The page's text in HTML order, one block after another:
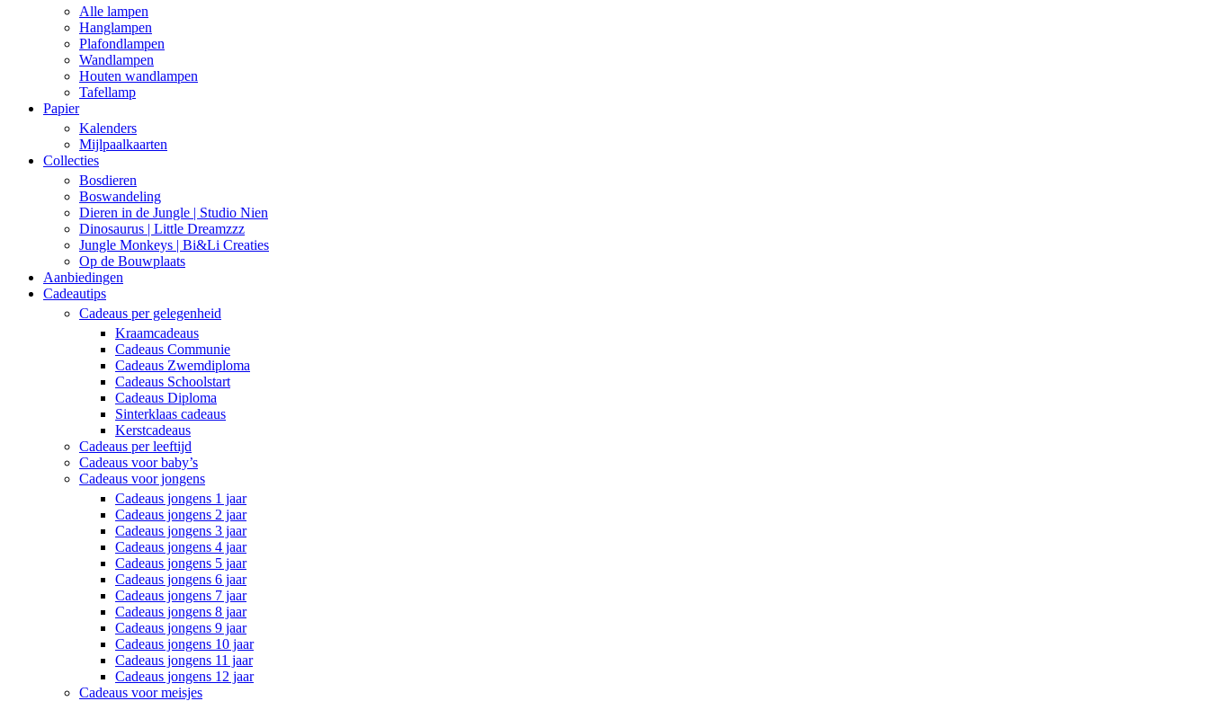
Alle lampen
Hanglampen
Plafondlampen
Wandlampen
Houten wandlampen
Tafellamp
Papier
Kalenders
Mijlpaalkaarten
Collecties
Bosdieren
Boswandeling
Dieren in de Jungle | Studio Nien
Dinosaurus | Little Dreamzzz
Jungle Monkeys | Bi&Li Creaties
Op de Bouwplaats
Aanbiedingen
Cadeautips
Cadeaus per gelegenheid
Kraamcadeaus
Cadeaus Communie
Cadeaus Zwemdiploma
Cadeaus Schoolstart
Cadeaus Diploma
Sinterklaas cadeaus
Kerstcadeaus
Cadeaus per leeftijd
Cadeaus voor baby’s
Cadeaus voor jongens
Cadeaus jongens 1 jaar
Cadeaus jongens 2 jaar
Cadeaus jongens 3 jaar
Cadeaus jongens 4 jaar
Cadeaus jongens 5 jaar
Cadeaus jongens 6 jaar
Cadeaus jongens 7 jaar
Cadeaus jongens 8 jaar
Cadeaus jongens 9 jaar
Cadeaus jongens 10 jaar
Cadeaus jongens 11 jaar
Cadeaus jongens 12 jaar
Cadeaus voor meisjes